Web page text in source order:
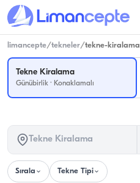
limancepte/tekneler/tekne-kiralama
Tekne Kiralama
Günübirlik · Konaklamalı
Tekne Kiralama
Sırala Tekne Tipi